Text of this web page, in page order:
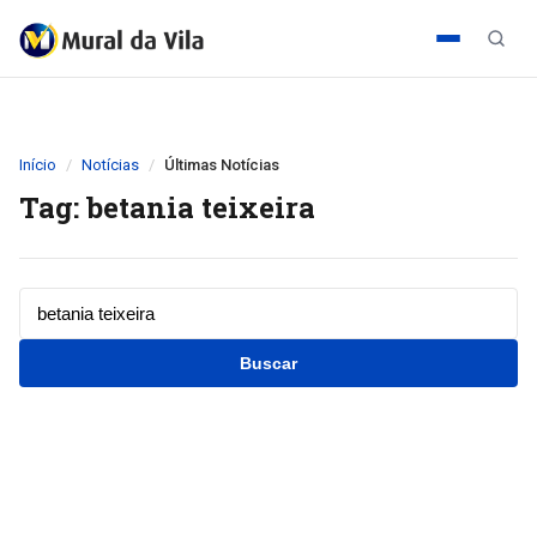
Início Notícias Últimas Notícias
Tag: betania teixeira
Buscar